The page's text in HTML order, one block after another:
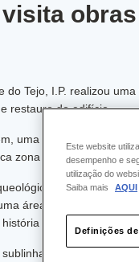
visita
do Tejo, I.P. realizou
restauro do edifício.
uma apresentação
zona da cidade.
associados à
área que ainda não
deste bairro e da
que a
Este website
desempenho e
utilização do
Saiba mais
AQUI
Definições